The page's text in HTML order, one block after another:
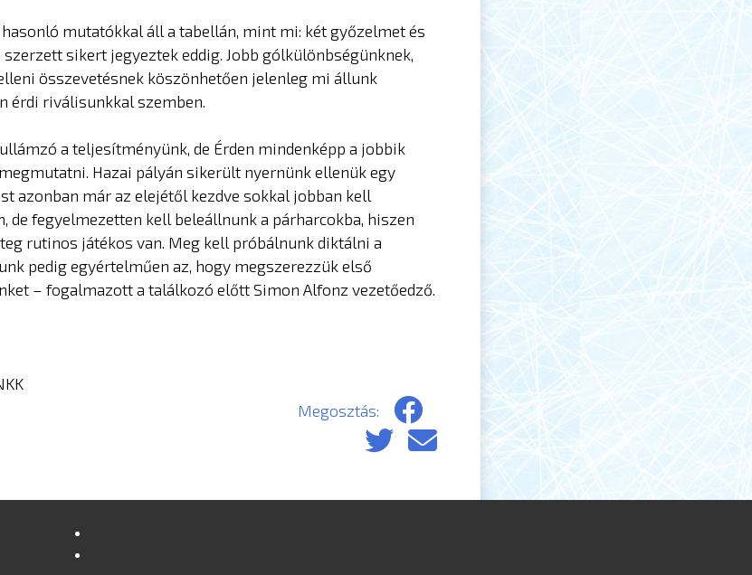
mutatókkal áll a tabellán, mint mi: két győzelmet és
sikert jegyeztek eddig. Jobb gólkülönbségünknek,
összevetésnek köszönhetően jelenleg mi állunk
érdi riválisunkkal szemben.
a teljesítményünk, de Érden mindenképp a jobbik
Hazai pályán sikerült nyernünk ellenük egy
azonban már az elejétől kezdve sokkal jobban kell
de fegyelmezetten kell beleállnunk a párharcokba, hiszen
rutinos játékos van. Meg kell próbálnunk diktálni a
pedig egyértelműen az, hogy megszerezzük első
– fogalmazott a találkozó előtt Simon Alfonz vezetőedző.
Megosztás: